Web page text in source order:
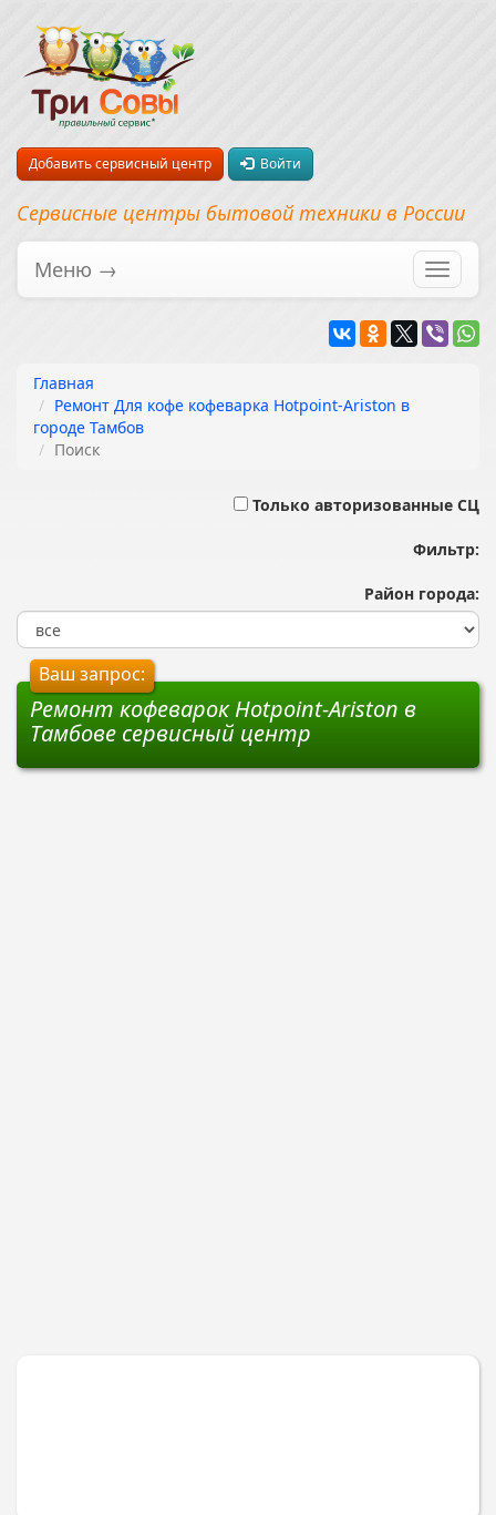
Добавить сервисный центр Войти
Сервисные центры бытовой техники в России
Меню →
Главная
Ремонт Для кофе кофеварка Hotpoint-Ariston в
городе Тамбов
Поиск
Только авторизованные СЦ
Фильтр:
Район города:
Ваш запрос:
Ремонт кофеварок Hotpoint-Ariston в
Тамбове сервисный центр